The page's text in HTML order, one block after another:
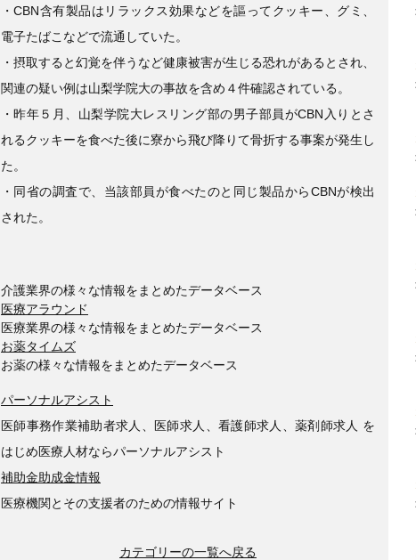
・CBN含有製品はリラックス効果などを謳ってクッキー、グミ、
電子たばこなどで流通していた。
・摂取すると幻覚を伴うなど健康被害が生じる恐れがあるとされ、
関連の疑い例は山梨学院大の事故を含め４件確認されている。
・昨年５月、山梨学院大レスリング部の男子部員がCBN入りとさ
れるクッキーを食べた後に寮から飛び降りて骨折する事案が発生し
た。
・同省の調査で、当該部員が食べたのと同じ製品からCBNが検出
された。
介護業界の様々な情報をまとめたデータベース
医療アラウンド
医療業界の様々な情報をまとめたデータベース
お薬タイムズ
お薬の様々な情報をまとめたデータベース
パーソナルアシスト
医師事務作業補助者求人、医師求人、看護師求人、薬剤師求人 を
はじめ医療人材ならパーソナルアシスト
補助金助成金情報
医療機関とその支援者のための情報サイト
カテゴリーの一覧へ戻る